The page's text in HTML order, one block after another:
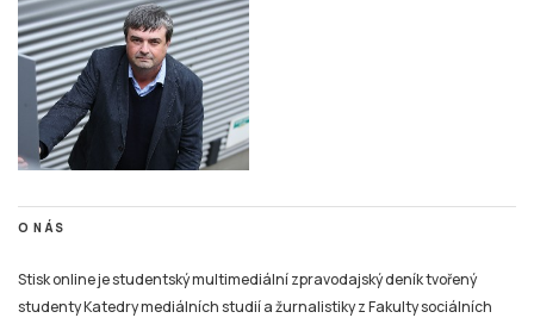
O NÁS
Stisk online je studentský multimediální zpravodajský deník tvořený
studenty Katedry mediálních studií a žurnalistiky z Fakulty sociálních